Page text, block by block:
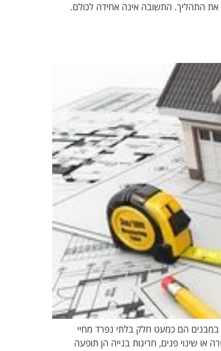
התהליך. התשובה אינה אחידה לכולם.
במבנים הם כמעט חלק בלתי נפרד מחיי
שינוי פנים, חריגות בנייה הן תופעה